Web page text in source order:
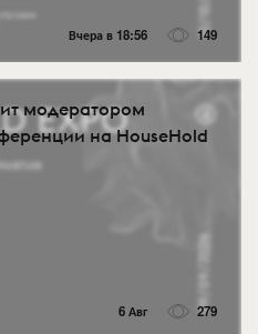
Вчера в 18:56 149
модератором
на HouseHold
6 Авг 279